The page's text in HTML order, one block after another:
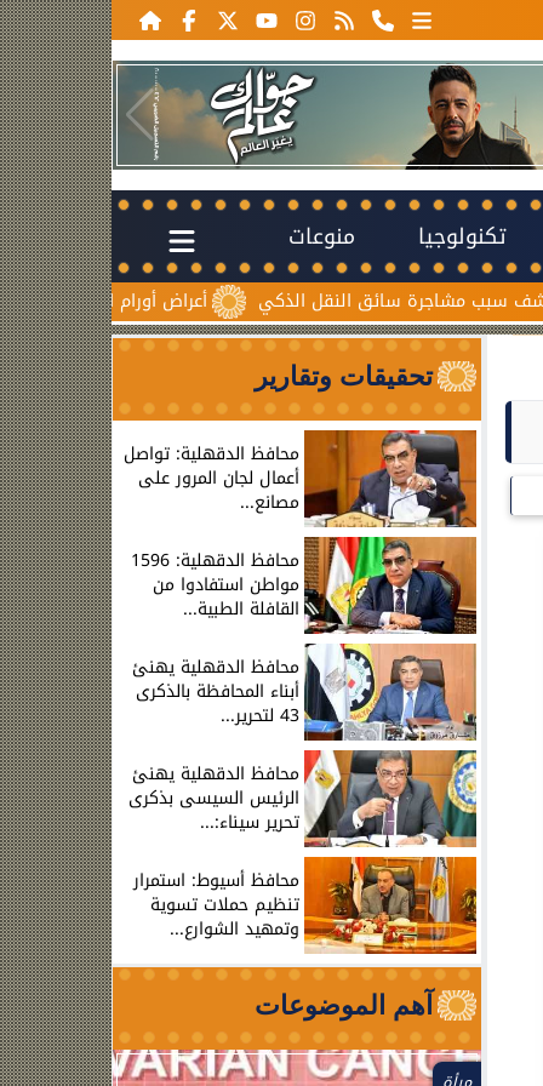
تكنولوجيا منوعات
أعراض أورام المبيض المبكرة.. علامات سائق النقل الذكي
تحقيقات وتقارير
محافظ الدقهلية: تواصل
أعمال لجان المرور على
مصانع...
محافظ الدقهلية: 1596
مواطن استفادوا من
القافلة الطبية...
محافظ الدقهلية يهنئ
أبناء المحافظة بالذكرى
43 لتحرير...
محافظ الدقهلية يهنئ
الرئيس السيسى بذكرى
تحرير سيناء:...
محافظ أسيوط: استمرار
تنظيم حملات تسوية
وتمهيد الشوارع...
آهم الموضوعات